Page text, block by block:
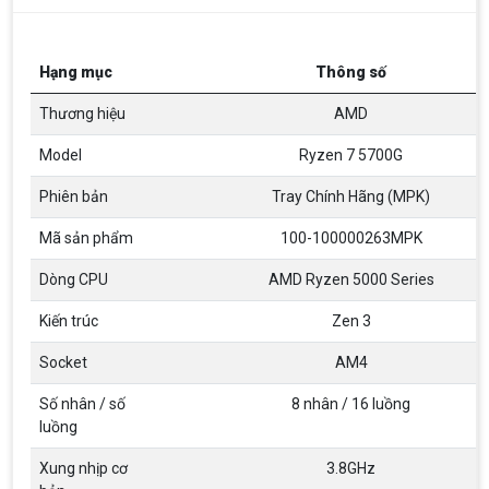
Hạng mục Thông số
Thương hiệu AMD
Model Ryzen 7 5700G
Phiên bản Tray Chính Hãng (MPK)
Mã sản phẩm 100-100000263MPK
Dòng CPU AMD Ryzen 5000 Series
Kiến trúc Zen 3
Socket AM4
Số nhân / số
luồng
8 nhân / 16 luồng
Xung nhịp cơ
3.8GHz
Top 18 tựa game PC huyền thoại gắn liền
năm 2000
Top 18 tựa game PC huyền thoại gắn liền với tuổi
thơ của game thủ Việt vào những năm 2000